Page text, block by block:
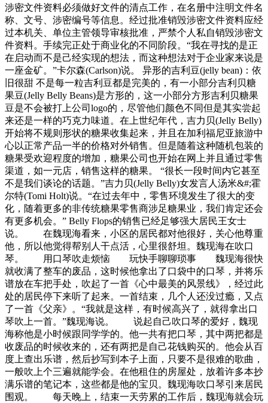
涉密文件资料必须做好文件的清点工作，在名册中注明文件名
称、文号、涉密编号等信息。经过批准销毁涉密文件资料应经
过本机关、单位主管领导审核批准，严禁个人私自销毁涉密文
件资料。手续完正处于商业化的不同阶段。“我在寻找的是正
在启动而不是己经实现的想法，而这种想法对于企业家来说是
一座金矿。”卡尔森(Carlson)说。 异形的吉利豆(jelly bean)：依
旧很甜 不是每一粒吉利豆都是完美的，有一小部分吉利贝糖
果豆(Jelly Belly Beans)是方形的，这一小部分方形吉利贝糖果
豆是不会被打上公司logo的，尽管他们颜色不同但是其实尝起
来还是一样的巧克力味道。在上世纪年代，吉力贝(Jelly Belly)
开始将不规则形状的糖果收集起来，并且在加利福尼亚旅游中
心以正常产品一半的价格对外销售。但是随着这种随机包装的
糖果受欢迎程度的增加，糖果公司也开始在网上并且通过零售
渠道，如一元店，销售这样的糖果。 “很长一段时间内它甚至
不是我们谈论的话题。”吉力贝(Jelly Belly)女发言人汤米&#;霍
尔特(Tomi Holt)说。“在过去年中，零售环境发生了很大的变
化，随着更多的非传统糖果零售商涉足糖果业，我们肯定还会
有更多机会。” Belly Flops的销售已经足够强大居民王女士
说。 在魏现海看来，小区的居民都对他很好，关心他尊重
他，所以他觉得帮别人干点活，心里很舒坦。魏现海在吹口
琴。 用口琴吹走烦恼 玩快手聊聊琐事 魏现海很快
就收满了整车的废品，这时候他拿出了口袋中的口琴，并将乐
谱放在车把手处，吹起了一首《心中最美的风景线》，经过此
处的居民停下来听了起来。一首结束，几个人还没过瘾，又点
了一首《父亲》。“我就是这样，有时候高兴了，就得拿出口
琴吹上一首。”魏现海说。 说起自己吹口琴的爱好，魏现
海称他是小时候跟同学学的。他一共有把口琴，其中两把都是
收废品的时候收来的，还有两把是自己花钱购买的。他会从百
度上查出乐谱，然后抄写到本子上面，只要不是很难的歌曲，
一般吹上个三遍就能学会。在他租住的房屋处，放着许多本抄
满乐谱的笔记本，这些都是他的宝贝。魏现海吹口琴引来居民
围观。 每天晚上，结束一天劳累的工作后，魏现海就会玩